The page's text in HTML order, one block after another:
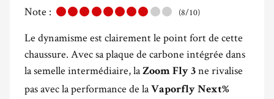
Note : (8/10)
Le dynamisme est clairement le point fort de cette
chaussure. Avec sa plaque de carbone intégrée dans
la semelle intermédiaire, laZoom Fly 3 ne rivalise
pas avec la performance de la Vaporfly Next%